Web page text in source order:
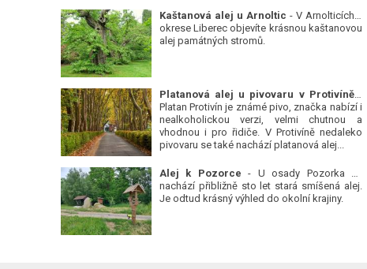
Kaštanová alej u Arnoltic - V Arnolticích v
okrese Liberec objevíte krásnou kaštanovou
alej památných stromů.
Platanová alej u pivovaru v Protivíně
-
Platan Protivín je známé pivo, značka nabízí i
nealkoholickou verzi, velmi chutnou a
vhodnou i pro řidiče. V Protivíně nedaleko
pivovaru se také nachází platanová alej...
Alej k Pozorce - U osady Pozorka se
nachází přibližně sto let stará smíšená alej.
Je odtud krásný výhled do okolní krajiny.